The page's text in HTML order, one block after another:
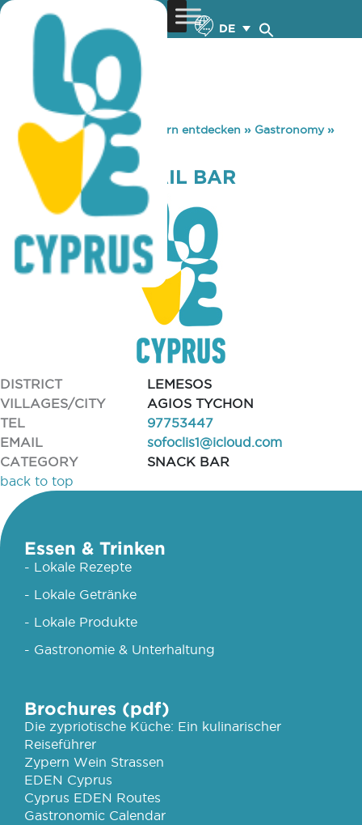
DE
You are here: Home »Zypern entdecken » Gastronomy»
BE ONE COCKTAIL BAR
BE ONE COCKTAIL BAR
DISTRICT
LEMESOS
VILLAGES/CITY
AGIOS TYCHON
TEL
97753447
EMAIL
sofoclis1@icloud.com
CATEGORY
SNACK BAR
back to top
Essen & Trinken
- Lokale Rezepte
- Lokale Getränke
- Lokale Produkte
- Gastronomie & Unterhaltung
Brochures (pdf)
Die zypriotische Küche: Ein kulinarischer
Reiseführer
Zypern Wein Strassen
EDEN Cyprus
Cyprus EDEN Routes
Gastronomic Calendar